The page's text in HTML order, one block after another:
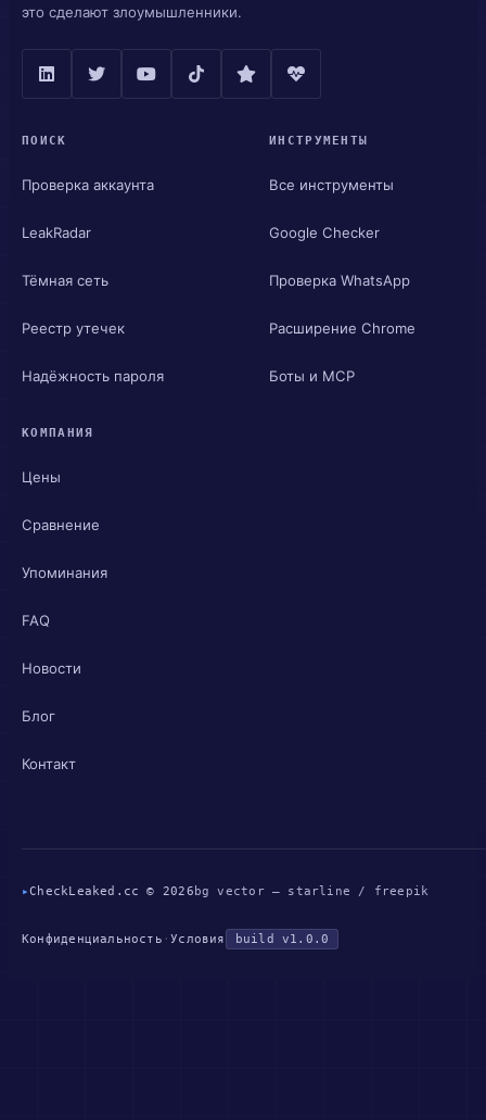
это сделают злоумышленники.
ПОИСК
Проверка аккаунта
LeakRadar
Тёмная сеть
Реестр утечек
Надёжность пароля
ИНСТРУМЕНТЫ
Все инструменты
Google Checker
Проверка WhatsApp
Расширение Chrome
Боты и MCP
КОМПАНИЯ
Цены
Сравнение
Упоминания
FAQ
Новости
Блог
Контакт
▸CheckLeaked.cc © 2026 bg vector — starline / freepik
Конфиденциальность ·Условия build v1.0.0